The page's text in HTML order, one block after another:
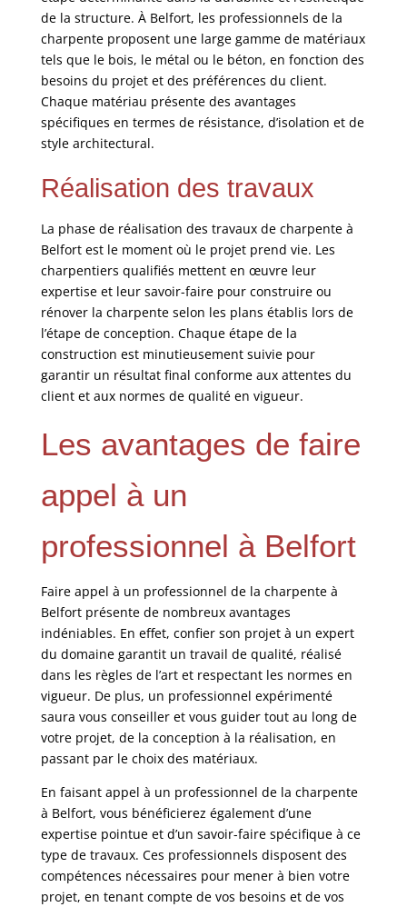
de la structure. À Belfort, les professionnels de la
charpente proposent une large gamme de matériaux
tels que le bois, le métal ou le béton, en fonction des
besoins du projet et des préférences du client.
Chaque matériau présente des avantages
spécifiques en termes de résistance, d’isolation et de
style architectural.
Réalisation des travaux
La phase de réalisation des travaux de charpente à
Belfort est le moment où le projet prend vie. Les
charpentiers qualifiés mettent en œuvre leur
expertise et leur savoir-faire pour construire ou
rénover la charpente selon les plans établis lors de
l’étape de conception. Chaque étape de la
construction est minutieusement suivie pour
garantir un résultat final conforme aux attentes du
client et aux normes de qualité en vigueur.
Les avantages de faire
appel à un
professionnel à Belfort
Faire appel à un professionnel de la charpente à
Belfort présente de nombreux avantages
indéniables. En effet, confier son projet à un expert
du domaine garantit un travail de qualité, réalisé
dans les règles de l’art et respectant les normes en
vigueur. De plus, un professionnel expérimenté
saura vous conseiller et vous guider tout au long de
votre projet, de la conception à la réalisation, en
passant par le choix des matériaux.
En faisant appel à un professionnel de la charpente
à Belfort, vous bénéficierez également d’une
expertise pointue et d’un savoir-faire spécifique à ce
type de travaux. Ces professionnels disposent des
compétences nécessaires pour mener à bien votre
projet, en tenant compte de vos besoins et de vos